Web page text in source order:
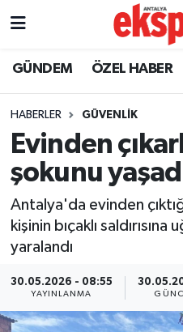
GÜNDEM ÖZEL HABER
HABERLER GÜVENLIK
Evinden
şokunu
Antalya'da evinden
kişinin bıçaklı
yaralandı
30.05.2026 - 08:55
YAYINLANMA
ÖZEL HABER
YEREL GÜNDEM
EKONOMİ
KÜLTÜR - SANAT
SİYASET
Nöbetçi Eczaneler
Trafik Durumu
Süper Lig Puan
Tüm Manşetler
Haber Arşivi